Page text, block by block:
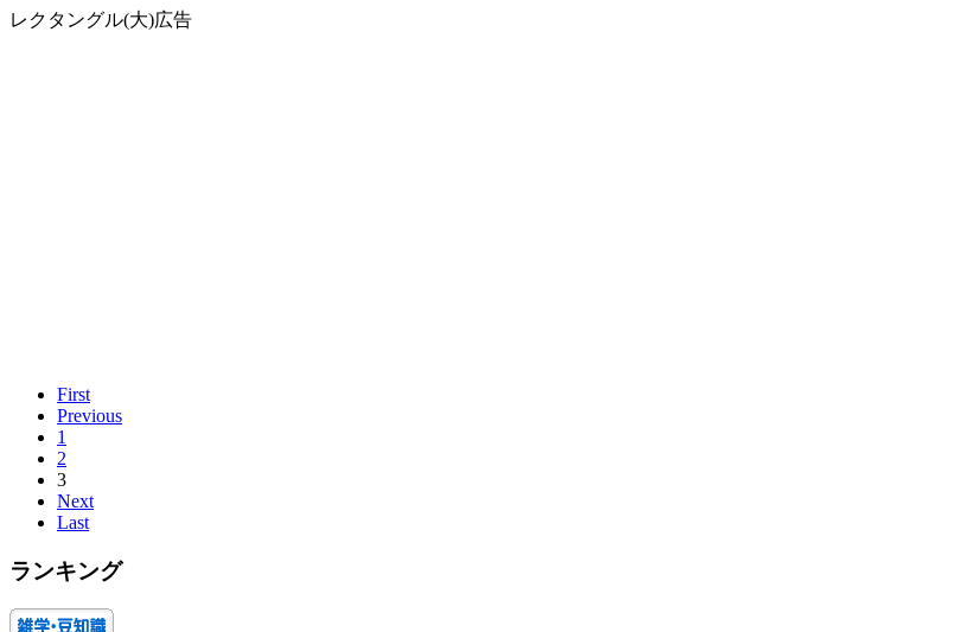
レクタングル(大)広告
First
Previous
1
2
3
Next
Last
ランキング